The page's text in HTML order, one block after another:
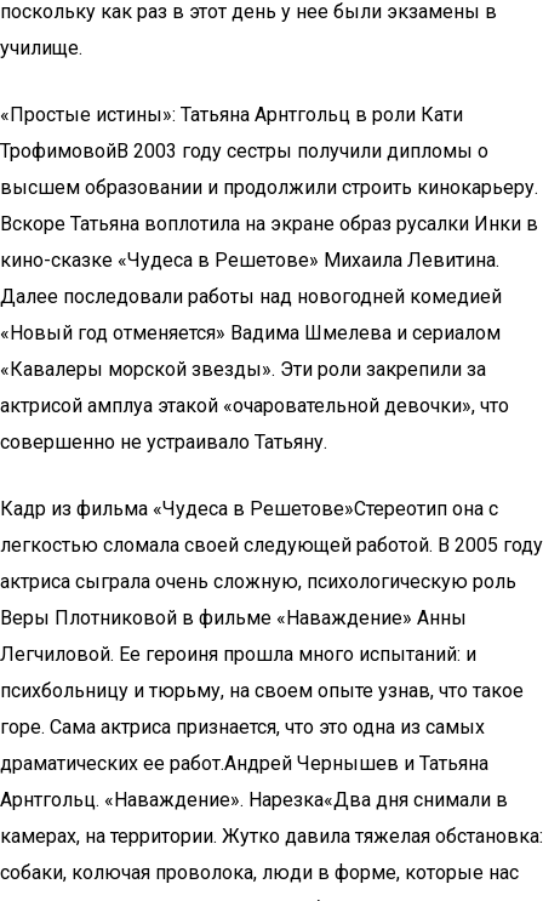
поскольку как раз в этот день у нее были экзамены в
училище.
«Простые истины»: Татьяна Арнтгольц в роли Кати
ТрофимовойВ 2003 году сестры получили дипломы о
высшем образовании и продолжили строить кинокарьеру.
Вскоре Татьяна воплотила на экране образ русалки Инки в
кино-сказке «Чудеса в Решетове» Михаила Левитина.
Далее последовали работы над новогодней комедией
«Новый год отменяется» Вадима Шмелева и сериалом
«Кавалеры морской звезды». Эти роли закрепили за
актрисой амплуа этакой «очаровательной девочки», что
совершенно не устраивало Татьяну.
Кадр из фильма «Чудеса в Решетове»Стереотип она с
легкостью сломала своей следующей работой. В 2005 году
актриса сыграла очень сложную, психологическую роль
Веры Плотниковой в фильме «Наваждение» Анны
Легчиловой. Ее героиня прошла много испытаний: и
психбольницу и тюрьму, на своем опыте узнав, что такое
горе. Сама актриса признается, что это одна из самых
драматических ее работ.Андрей Чернышев и Татьяна
Арнтгольц. «Наваждение». Нарезка«Два дня снимали в
камерах, на территории. Жутко давила тяжелая обстановка:
собаки, колючая проволока, люди в форме, которые нас